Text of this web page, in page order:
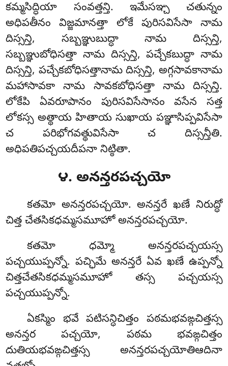
కమ్మసిద్ధియా సంవత్తన్తి. ఇమేసఞ్చ చతున్నం
అధిపతీనం విజ్జమానత్తా లోకే పురిసవిసేసా నామ
దిస్సన్తి, సబ్బఞ్ఞుబుద్ధా నామ దిస్సన్తి,
సబ్బఞ్ఞుబోధిసత్తా నామ దిస్సన్తి, పచ్చేకబుద్ధా నామ
దిస్సన్తి, పచ్చేకబోధిసత్తానామ దిస్సన్తి, అగ్గసావకానామ
మహాసావకా నామ సావకబోధిసత్తా నామ దిస్సన్తి.
లోకేపి ఏవరూపానం పురిసవిసేసానం వసేన సత్త
లోకస్స అత్థాయ హితాయ సుఖాయ పఞ్ఞాసిప్పవిసేసా
చ పరిభోగవత్థువిసేసా చ దిస్సన్తీతి.
అధిపతిపచ్చయదీపనా నిట్ఠితా.
౪. అనన్తరపచ్చయో
కతమో అనన్తరపచ్చయో. అనన్తరే ఖణే నిరుద్ధో
చిత్త చేతసికధమ్మసమూహో అనన్తరపచ్చయో.
కతమో ధమ్మో అనన్తరపచ్చయస్స
పచ్చయుప్పన్నో. పచ్ఛిమే అనన్తరే ఏవ ఖణే ఉప్పన్నో
చిత్తచేతసికధమ్మసమూహో తస్స పచ్చయస్స
పచ్చయుప్పన్నో.
ఏకస్మిం భవే పటిసన్ధిచిత్తం పఠమభవఙ్గచిత్తస్స
అనన్తర పచ్చయో, పఠమ భవఙ్గచిత్తం
దుతియభవఙ్గచిత్తస్స అనన్తరపచ్చయోతిఆదినా